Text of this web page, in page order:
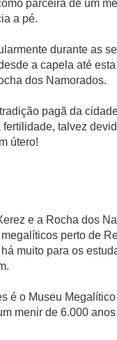
parceira de um
a pé.
durante as
a capela até
dos Namorados.
pagã da
talvez
útero!
e a Rocha dos
perto de
muito para os
é o Museu
menir de 6.000